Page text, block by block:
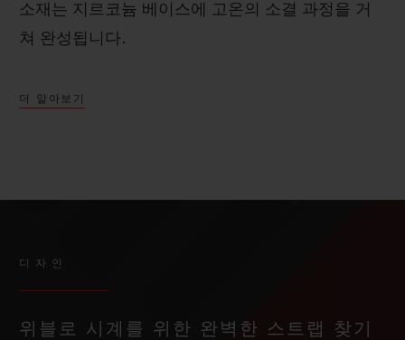
소재는 지르코늄 베이스에 고온의 소결 과정을 거
쳐 완성됩니다.
더 알아보기
디자인
위블로 시계를 위한 완벽한 스트랩 찾기